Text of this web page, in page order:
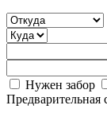
Нужен забор
Предварительная